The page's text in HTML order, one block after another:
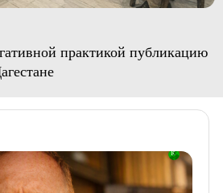
практикой публикацию